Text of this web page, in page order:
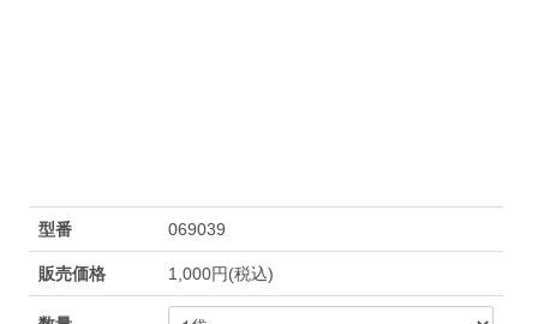
型番 069039
販売価格 1,000円(税込)